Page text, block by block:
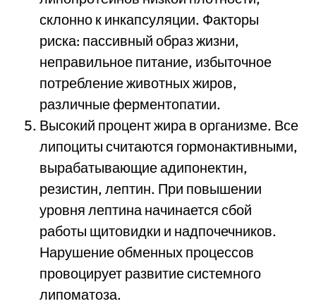
склонно к инкапсуляции. Факторы
риска: пассивный образ жизни,
неправильное питание, избыточное
потребление животных жиров,
различные ферментопатии.
Высокий процент жира в организме. Все
липоциты считаются гормонактивными,
вырабатывающие адипонектин,
резистин, лептин. При повышении
уровня лептина начинается сбой
работы щитовидки и надпочечников.
Нарушение обменных процессов
провоцирует развитие системного
липоматоза.